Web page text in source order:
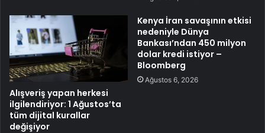
Alışveriş yapan herkesi
ilgilendiriyor: 1 Ağustos’ta
tüm dijital kurallar
değişiyor
Kenya İran savaşının etkisi
nedeniyle Dünya
Bankası’ndan 450 milyon
dolar kredi istiyor –
Bloomberg
Ağustos 6, 2026